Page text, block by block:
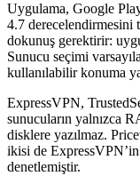
Uygulama, Google
4.7 derecelendirmesini
dokunuş gerektirir:
Sunucu seçimi
kullanılabilir konuma
ExpressVPN,
sunucuların yalnızca
disklere yazılmaz.
ikisi de ExpressVPN’in
denetlemiştir.